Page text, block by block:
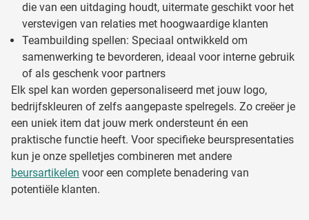
die van een uitdaging houdt, uitermate geschikt voor het
verstevigen van relaties met hoogwaardige klanten
Teambuilding spellen: Speciaal ontwikkeld om
samenwerking te bevorderen, ideaal voor interne gebruik
of als geschenk voor partners
Elk spel kan worden gepersonaliseerd met jouw logo,
bedrijfskleuren of zelfs aangepaste spelregels. Zo creëer je
een uniek item dat jouw merk ondersteunt én een
praktische functie heeft. Voor specifieke beurspresentaties
kun je onze spelletjes combineren met andere
beursartikelen voor een complete benadering van
potentiële klanten.